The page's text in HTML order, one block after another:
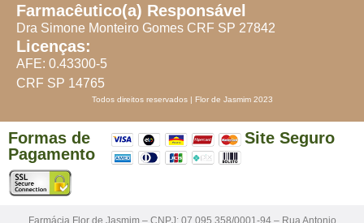
Farmacêutico(a) Responsável
Dra Simone Monteiro Gomes CRF SP 27842
Licenças:
AFE: 0.43300-5
CRF SP 14765
Todos direitos reservados | Flor de Jasmim 2023
Formas de
Pagamento
Site Seguro
Farmácia Flor de Jasmim – CNPJ: 07.095.358/0001-94 – Rua Antonio